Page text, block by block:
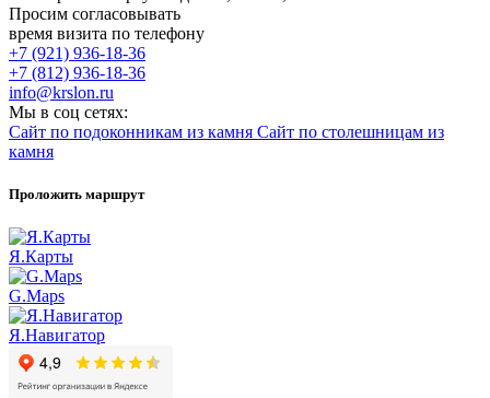
Просим согласовывать
время визита по телефону
+7 (921) 936-18-36
+7 (812) 936-18-36
info@krslon.ru
Мы в соц сетях:
Сайт по подоконникам из камня Сайт по столешницам из
камня
Проложить маршрут
Я.Карты
G.Maps
Я.Навигатор